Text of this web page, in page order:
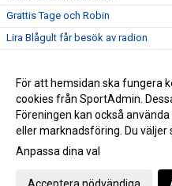
Grattis Tage och Robin
Lira Blågult får besök av radion
Stort grattis Jerry!
Lira Blågult under vecka 29
Gå till
För att hemsidan ska fungera
cookies från SportAdmin.
Föreningen kan också
eller marknadsföring. Du väljer
Anpassa dina val